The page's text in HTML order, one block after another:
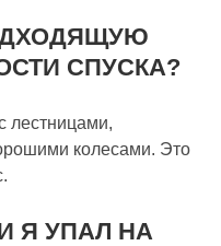
СПУСКА?
лестницами,
колесами. Это
Я УПАЛ НА